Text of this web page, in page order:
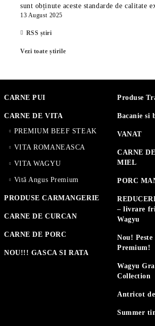
sunt obținute aceste standarde de calitate
13 August 2025
RSS știri
Vezi toate știrile
CARNE PUI
CARNE DE VITA
PREMIUM BEEF STEAK
VITA ROMANEASCA
VITA WAGYU
Vită Angus Premium
PRODUSE CARMANGERIE
CARNE DE CURCAN
CARNE DE PORC
NOU!!! GASCA SI RATA
Produse
Bacanie si
VANAT
CARNE
MIEL
PORC
– livrare
Wagyu
Nou!
Premium!
Wagyu
Collection
Antricot
Summer